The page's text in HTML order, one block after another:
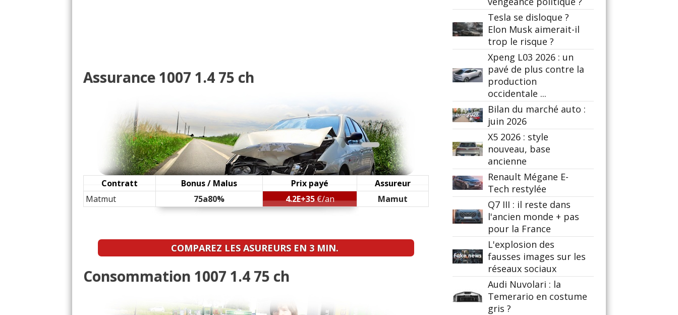
1.4 i 75 ch 1 )
15/20 1.4 i 75 ch 131000 0 )
10/20 1.4 i 75 ch 98000(0 )
-- /20 1.4 i 75 ch année 2005, 55000KM(0 )
Assurance 1007 1.4 75 ch
Contratt Bonus / Malus Prix payé
Assureur
Matmut
75a80% 4.2E+35€/an Mamut
COMPAREZ LES ASUREURS EN 3 MIN.
Consommation 1007 1.4 75 ch
Tesla se disloque ?
Elon Musk aimerait-il
trop le risque ?
Xpeng L03 2026 : un
pavé de plus contre la
production
occidentale ...
Bilan du marché auto :
juin 2026
X5 2026 : style
nouveau, base
ancienne
Renault Mégane E-
Tech restylée
Q7 III : il reste dans
l'ancien monde + pas
pour la France
L'explosion des
fausses images sur les
réseaux sociaux
Audi Nuvolari : la
Temerario en costume
gris ?